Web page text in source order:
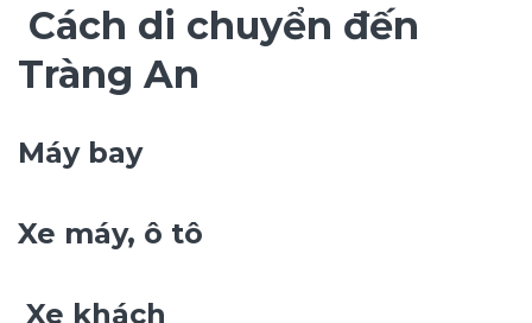
Cách di chuyển đến
Tràng An
Máy bay
Xe máy, ô tô
Xe khách